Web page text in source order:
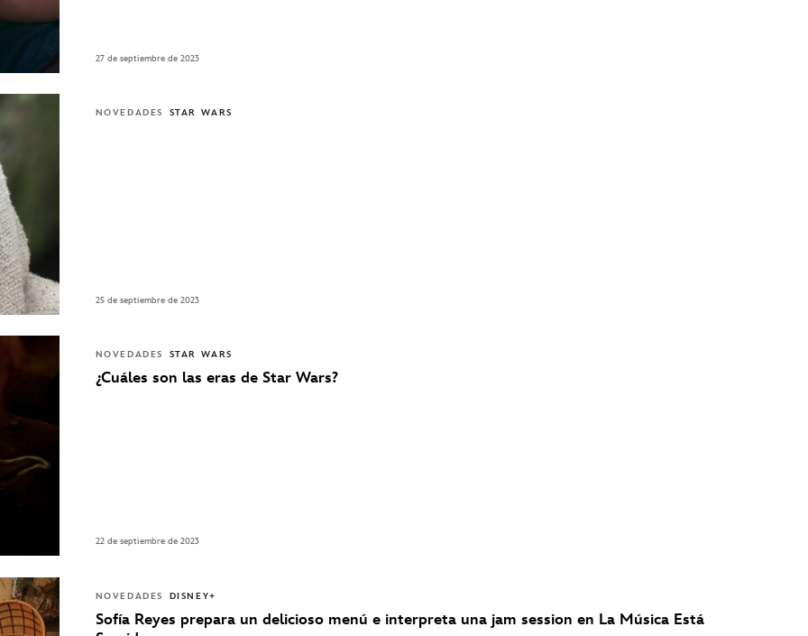
27 de septiembre de 2023
NOVEDADES STAR WARS
25 de septiembre de 2023
NOVEDADES STAR WARS
¿Cuáles son las eras de Star Wars?
22 de septiembre de 2023
NOVEDADES DISNEY+
Sofía Reyes prepara un delicioso menú e interpreta una jam session en La Música Está